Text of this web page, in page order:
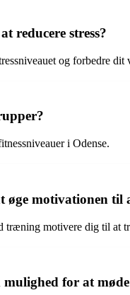
reducere stress?
og forbedre dit
i Odense.
motivationen til
træning motivere dig til at
for at